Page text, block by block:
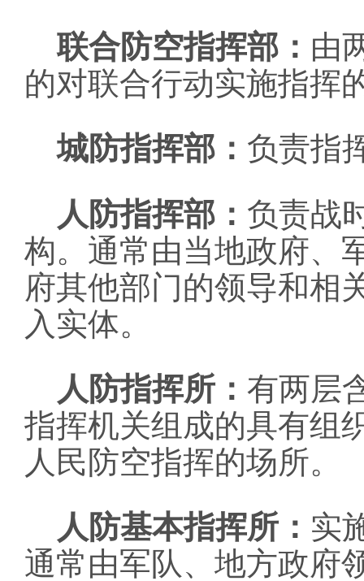
联合防空指挥部： 由
的对联合行动实施指挥
城防指挥部： 负责指
人防指挥部： 负责战
构。通常由当地政府、
府其他部门的领导和相
入实体。
人防指挥所： 有两层
指挥机关组成的具有组
人民防空指挥的场所。
人防基本指挥所： 实
通常由军队、地方政府